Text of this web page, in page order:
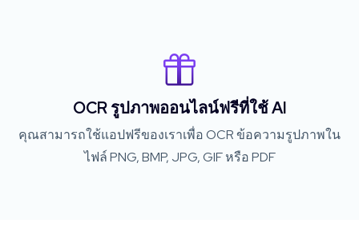
OCR รูปภาพออนไลน์ฟรีที่ใช้ AI
คุณสามารถใช้แอปฟรีของเราเพื่อ OCR ข้อความรูปภาพใน
ไฟล์ PNG, BMP, JPG, GIF หรือ PDF